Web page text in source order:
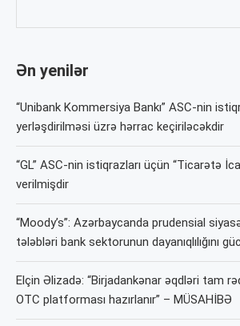
Ən yenilər
“Unibank Kommersiya Bankı” ASC-nin
yerləşdirilməsi üzrə hərrac keçiriləcəkdir
“GL” ASC-nin istiqrazları üçün “Ticarətə
verilmişdir
“Moody’s”: Azərbaycanda prudensial
tələbləri bank sektorunun dayanıqlılığını
Elçin Əlizadə: “Birjadankənar əqdləri tam
OTC platforması hazırlanır” – MÜSAHİBƏ